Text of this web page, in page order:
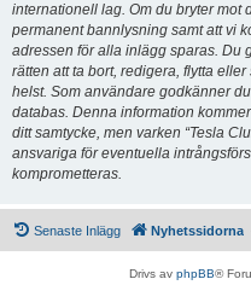
internationell lag. Om du bryter mot
permanent bannlysning samt att vi
adressen för alla inlägg sparas. Du
rätten att ta bort, redigera, flytta
helst. Som användare godkänner
databas. Denna information
ditt samtycke, men varken “Tesla
ansvariga för eventuella
komprometteras.
Senaste Inlägg Nyhetssidorna
Drivs av phpBB®